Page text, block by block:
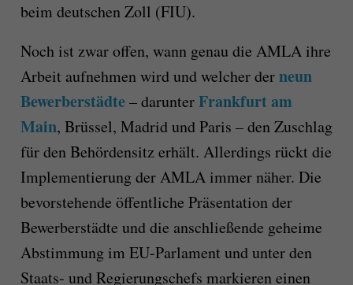
beim deutschen Zoll (FIU).
Noch ist zwar offen, wann genau die AMLA ihre
Arbeit aufnehmen wird und welcher derneun
Bewerberstädte– darunterFrankfurt am
Main, Brüssel, Madrid und Paris – den Zuschlag
für den Behördensitz erhält. Allerdings rückt die
Implementierung der AMLA immer näher. Die
bevorstehende öffentliche Präsentation der
Bewerberstädte und die anschließende geheime
Abstimmung im EU-Parlament und unter den
Staats- und Regierungschefs markieren einen